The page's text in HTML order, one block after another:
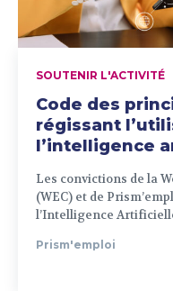
SOUTENIR L'ACTIVITÉ
Code des
régissant
l’intelligence
Les convictions de la
(WEC) et de Prism’emploi Nous
l’Intelligence
Prism'emploi